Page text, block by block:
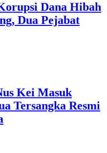
Dana Hibah
Dua Pejabat
Kei Masuk
Tersangka Resmi